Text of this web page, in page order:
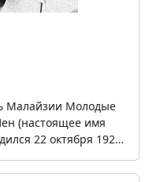
Малайзии Молодые
(настоящее имя
22 октября 192…